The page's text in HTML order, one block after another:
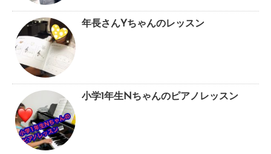
年長さんYちゃんのレッスン
小学1年生Nちゃんのピアノレッスン